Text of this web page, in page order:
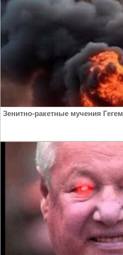
Зенитно-ракетные мучения